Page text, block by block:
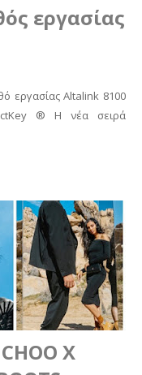
εργασίας
εργασίας Altalink 8100
® Η νέα σειρά
X